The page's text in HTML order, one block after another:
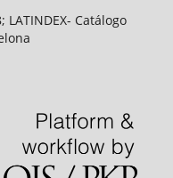
LATINDEX- Catálogo